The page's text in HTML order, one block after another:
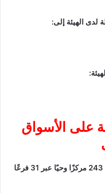
لدى الهيئة إلى:
على الأسواق
نفذت الهيئة حملات رقابية مكثفة في 243 مركزًا وحيًا عبر 31 فرعًا